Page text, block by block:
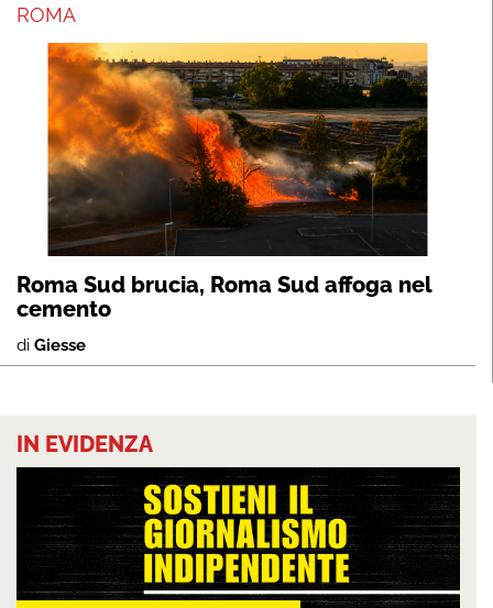
ROMA
Roma Sud brucia, Roma Sud affoga nel
cemento
di Giesse
IN EVIDENZA